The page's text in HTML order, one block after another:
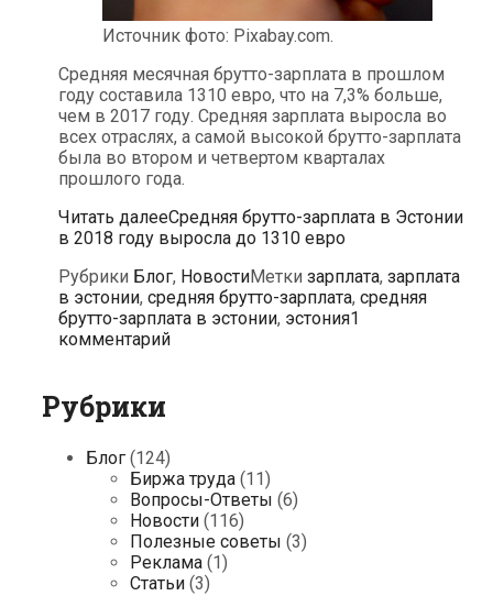
Источник фото: Pixabay.com.
Средняя месячная брутто-зарплата в прошлом
году составила 1310 евро, что на 7,3% больше,
чем в 2017 году. Средняя зарплата выросла во
всех отраслях, а самой высокой брутто-зарплата
была во втором и четвертом кварталах
прошлого года.
Читать далееСредняя брутто-зарплата в Эстонии
в 2018 году выросла до 1310 евро
Рубрики Блог, НовостиМетки зарплата, зарплата
в эстонии, средняя брутто-зарплата, средняя
брутто-зарплата в эстонии, эстония1
комментарий
Рубрики
Блог (124)
Биржа труда (11)
Вопросы-Ответы (6)
Новости (116)
Полезные советы (3)
Реклама (1)
Статьи (3)